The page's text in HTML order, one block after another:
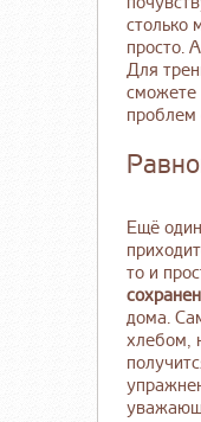
столько
просто.
Для
сможете
проблем
Ещё
то и
дома.
хлебом,